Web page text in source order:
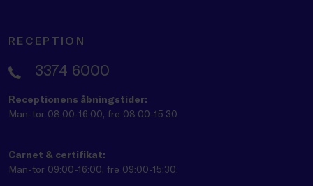
RECEPTION
3374 6000
Receptionens åbningstider:
Man-tor 08:00-16:00, fre 08:00-15:30.
Carnet & certifikat:
Man-tor 09:00-16:00, fre 09:00-15:30.